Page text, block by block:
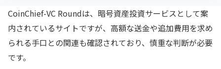
CoinChief-VC Roundは、暗号資産投資サービスとして案
内されているサイトですが、高額な送金や追加費用を求め
られる手口との関連も確認されており、慎重な判断が必要
です。